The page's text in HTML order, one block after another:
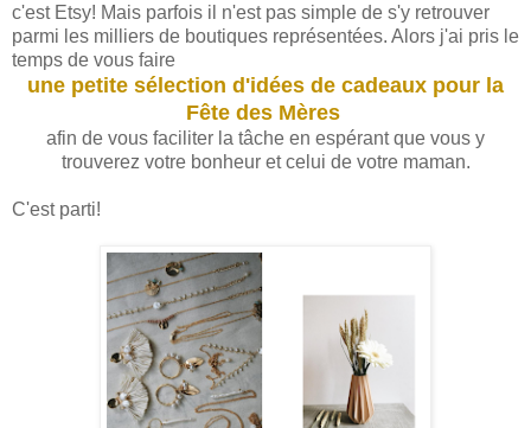
c'est Etsy! Mais parfois il n'est pas simple de s'y retrouver
parmi les milliers de boutiques représentées. Alors j'ai pris le
temps de vous faire
une petite sélection d'idées de cadeaux pour la
Fête des Mères
afin de vous faciliter la tâche en espérant que vous y
trouverez votre bonheur et celui de votre maman.
C'est parti!